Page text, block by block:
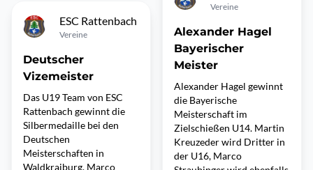
ESC Rattenbach
Vereine
Deutscher
Vizemeister
Das U19 Team von ESC
Rattenbach gewinnt die
Silbermedaille bei den
Deutschen
Meisterschaften in
Waldkraiburg. Marco
Vereine
Alexander Hagel
Bayerischer
Meister
Alexander Hagel gewinnt
die Bayerische
Meisterschaft im
Zielschießen U14. Martin
Kreuzeder wird Dritter in
der U16, Marco